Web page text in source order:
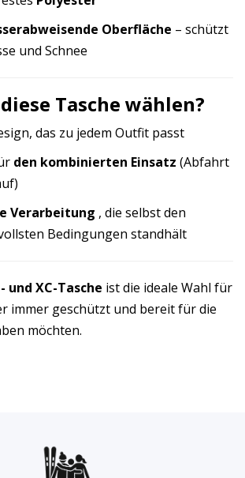
Oberfläche – schützt
und Schnee
Tasche wählen?
das zu jedem Outfit passt
den kombinierten Einsatz (Abfahrt
Verarbeitung , die selbst den
Bedingungen standhält
und XC-Tasche ist die ideale Wahl für
immer geschützt und bereit für die
möchten.